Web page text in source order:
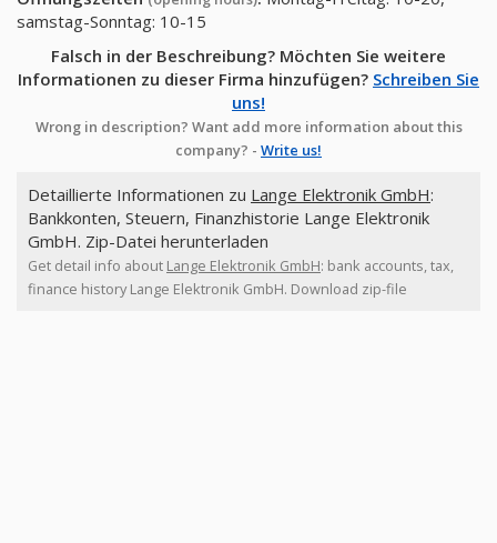
samstag-Sonntag: 10-15
Falsch in der Beschreibung? Möchten Sie weitere
Informationen zu dieser Firma hinzufügen? Schreiben Sie
uns!
Wrong in description? Want add more information about this
company? - Write us!
Detaillierte Informationen zu Lange Elektronik GmbH:
Bankkonten, Steuern, Finanzhistorie Lange Elektronik
GmbH. Zip-Datei herunterladen
Get detail info about Lange Elektronik GmbH: bank accounts, tax,
finance history Lange Elektronik GmbH. Download zip-file